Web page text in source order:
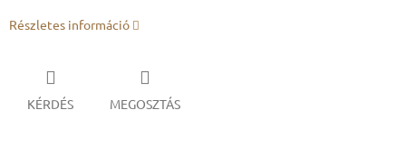
Részletes információ
KÉRDÉS MEGOSZTÁS